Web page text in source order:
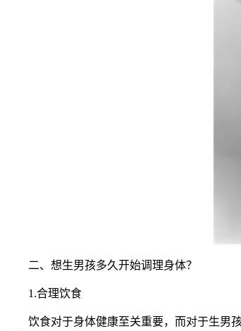
二、想生男孩多久开始调理身体？
1.合理饮食
饮食对于身体健康至关重要，而对于生男孩